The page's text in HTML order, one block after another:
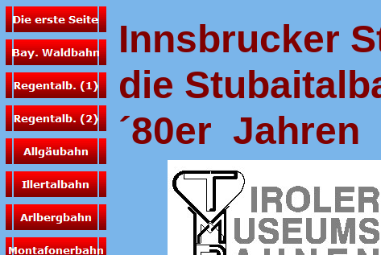
Innsbrucker
die
´80er Jahren